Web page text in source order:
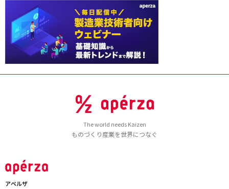
The world needs Kaizen
ものづくり産業を世界につなぐ
アペルザ